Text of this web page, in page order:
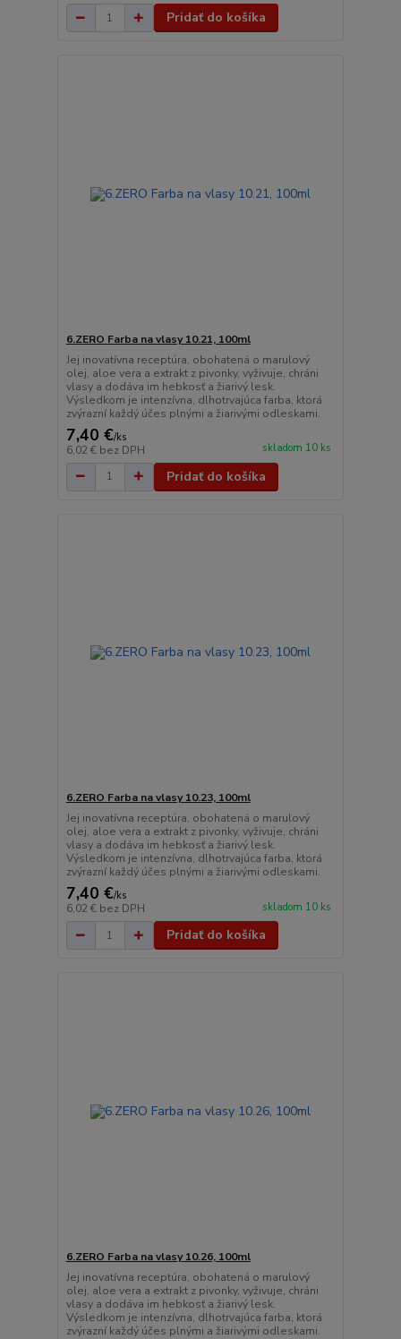
Pridať do košíka
6.ZERO Farba na vlasy 10.21, 100ml
Jej inovatívna receptúra, obohatená o marulový
olej, aloe vera a extrakt z pivonky, vyživuje, chráni
vlasy a dodáva im hebkosť a žiarivý lesk.
Výsledkom je intenzívna, dlhotrvajúca farba, ktorá
zvýrazní každý účes plnými a žiarivými odleskami.
7,40 €/ks
6,02 € bez DPH skladom 10 ks
Pridať do košíka
6.ZERO Farba na vlasy 10.23, 100ml
Jej inovatívna receptúra, obohatená o marulový
olej, aloe vera a extrakt z pivonky, vyživuje, chráni
vlasy a dodáva im hebkosť a žiarivý lesk.
Výsledkom je intenzívna, dlhotrvajúca farba, ktorá
zvýrazní každý účes plnými a žiarivými odleskami.
7,40 €/ks
6,02 € bez DPH skladom 10 ks
Pridať do košíka
6.ZERO Farba na vlasy 10.26, 100ml
Jej inovatívna receptúra, obohatená o marulový
olej, aloe vera a extrakt z pivonky, vyživuje, chráni
vlasy a dodáva im hebkosť a žiarivý lesk.
Výsledkom je intenzívna, dlhotrvajúca farba, ktorá
zvýrazní každý účes plnými a žiarivými odleskami.